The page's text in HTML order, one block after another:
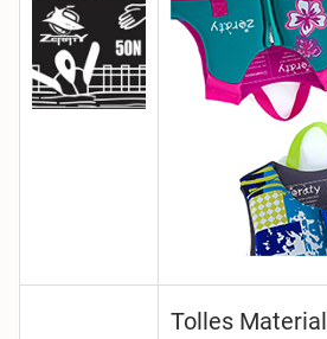
Tolles Material